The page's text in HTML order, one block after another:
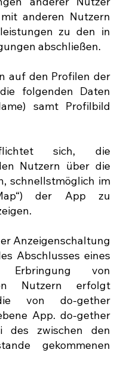
anderen Nutzern
zu den in
abschließen.
auf den Profilen der
folgenden Daten
samt Profilbild
sich, die
Nutzern über die
schnellstmöglich im
der App zu
Anzeigenschaltung
Abschlusses eines
von
Nutzern erfolgt
von do-gether
App. do-gether
des zwischen den
gekommenen